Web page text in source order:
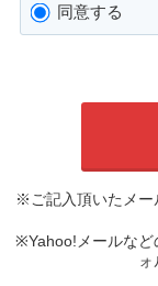
同意する
※ご記入頂いたメー
※Yahoo!メールなど
ォ